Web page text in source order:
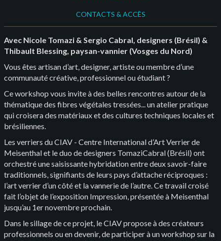
CONTACTS & ACCÈS
Avec Nicole Tomazi & Sergio Cabral, designers (Brésil) &
Thibault Blessing, paysan-vannier (Vosges du Nord)
Vous êtes artisan d’art, designer, artiste ou membre d’une
communauté créative, professionnel ou étudiant ?
Ce workshop vous invite à des belles rencontres autour de la
thématique des fibres végétales tressées... un atelier pratique
qui croisera des matériaux et des cultures techniques locales et
brésiliennes.
Les verriers du CIAV - Centre International d’Art Verrier de
Meisenthal et le duo de designers TomaziCabral (Brésil) ont
orchestré une saisissante hybridation entre deux savoir-faire
traditionnels, signifiants de leurs pays d’attache réciproques :
l’art verrier d’un côté et la vannerie de l’autre. Ce travail croisé
fait l’objet de l’exposition Impression, présentée à Meisenthal
jusqu’au 1er novembre prochain.
Dans le sillage de ce projet, le CIAV propose à des créateurs
professionnels ou en devenir, de participer à un workshop sur la